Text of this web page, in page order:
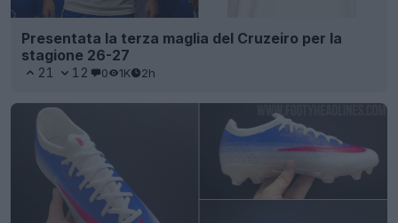
Presentata la terza maglia del Cruzeiro per la
stagione 26-27
21 12 0 1K 2h